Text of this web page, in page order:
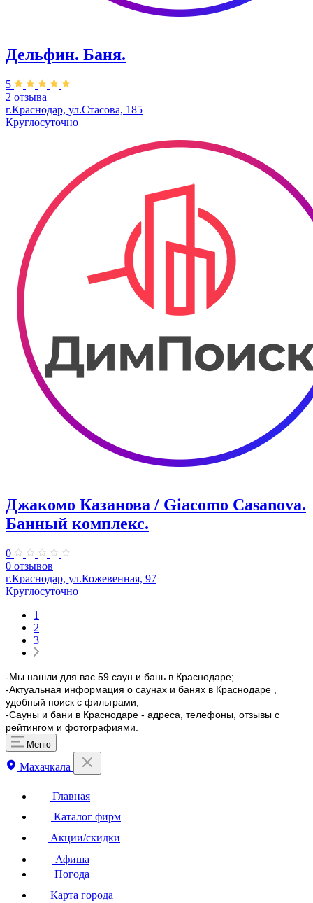
Дельфин. Баня.
5
2 отзыва
г.Краснодар, ул.Стасова, 185
Круглосуточно
Джакомо Казанова / Giacomo Casanova.
Банный комплекс.
0
0 отзывов
г.Краснодар, ул.Кожевенная, 97
Круглосуточно
1
2
3
-Мы нашли для вас 59 саун и бань в Краснодаре;
-Актуальная информация о саунах и банях в Краснодаре ,
удобный поиск с фильтрами;
-Сауны и бани в Краснодаре - адреса, телефоны, отзывы с
рейтингом и фотографиями.
Меню
Махачкала
Главная
Каталог фирм
Акции/скидки
Афиша
Погода
Карта города